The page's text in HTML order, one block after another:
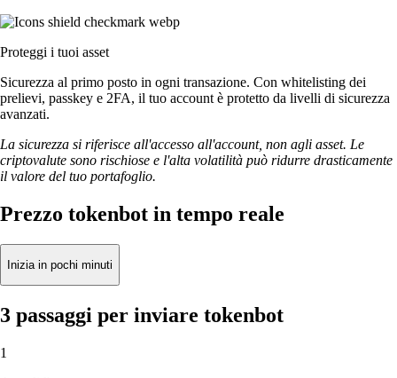
Proteggi i tuoi asset
Sicurezza al primo posto in ogni transazione. Con whitelisting dei
prelievi, passkey e 2FA, il tuo account è protetto da livelli di sicurezza
avanzati.
La sicurezza si riferisce all'accesso all'account, non agli asset. Le
criptovalute sono rischiose e l'alta volatilità può ridurre drasticamente
il valore del tuo portafoglio.
Prezzo tokenbot in tempo reale
Inizia in pochi minuti
3 passaggi per inviare tokenbot
1